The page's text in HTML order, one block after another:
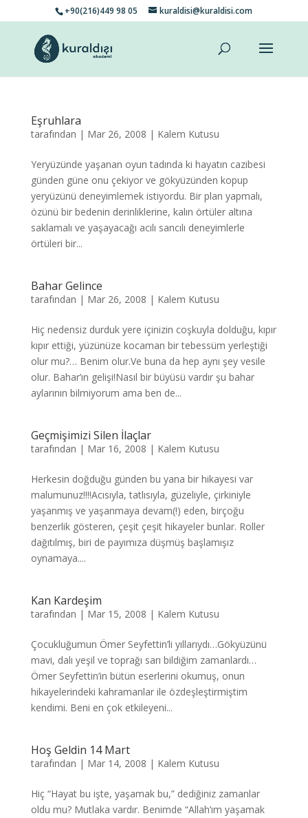
+90(216)449 98 05 kuraldisi@kuraldisi.com
Eşruhlara
tarafından | Mar 26, 2008 | Kalem Kutusu
Yeryüzünde yaşanan oyun tadında ki hayatın cazibesi
günden güne onu çekiyor ve gökyüzünden kopup
yeryüzünü deneyimlemek istiyordu. Bir plan yapmalı,
özünü bir bedenin derinliklerine, kalın örtüler altına
saklamalı ve yaşayacağı acılı sancılı deneyimlerle
örtüleri bir...
Bahar Gelince
tarafından | Mar 26, 2008 | Kalem Kutusu
Hiç nedensiz durduk yere içinizin coşkuyla dolduğu, kıpır
kıpır ettiği, yüzünüze kocaman bir tebessüm yerleştiği
olur mu?… Benim olur.Ve buna da hep aynı şey vesile
olur. Bahar’ın gelişi!Nasıl bir büyüsü vardır şu bahar
aylarının bilmiyorum ama ben de...
Geçmişimizi Silen İlaçlar
tarafından | Mar 16, 2008 | Kalem Kutusu
Herkesin doğduğu günden bu yana bir hikayesi var
malumunuz!!!!Acısıyla, tatlısıyla, güzeliyle, çirkiniyle
yaşanmış ve yaşanmaya devam(!) eden, birçoğu
benzerlik gösteren, çeşit çeşit hikayeler bunlar. Roller
dağıtılmış, biri de payımıza düşmüş başlamışız
oynamaya....
Kan Kardeşim
tarafından | Mar 15, 2008 | Kalem Kutusu
Çocukluğumun Ömer Seyfettin’li yıllarıydı…Gökyüzünü
mavi, dalı yeşil ve toprağı sarı bildiğim zamanlardı…
Ömer Seyfettin’in bütün eserlerini okumuş, onun
hikayelerindeki kahramanlar ile özdeşleştirmiştim
kendimi. Beni en çok etkileyeni...
Hoş Geldin 14 Mart
tarafından | Mar 14, 2008 | Kalem Kutusu
Hiç “Hayat bu işte, yaşamak bu,” dediğiniz zamanlar
oldu mu? Mutlaka vardır. Benimde “Allah’ım yaşamak